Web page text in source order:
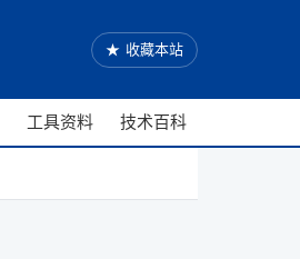
★ 收藏本站
工具资料 技术百科